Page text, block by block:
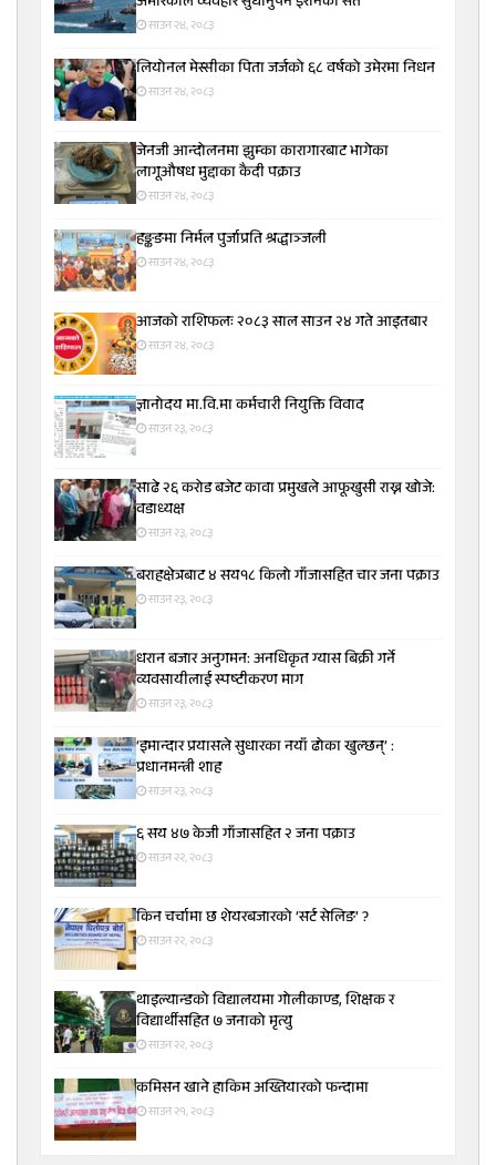
साउन २४, २०८३
लियोनल मेस्सीका पिता जर्जको ६८ वर्षको उमेरमा निधन
साउन २४, २०८३
जेनजी आन्दोलनमा झुम्का कारागारबाट भागेका
लागूऔषध मुद्दाका कैदी पक्राउ
साउन २४, २०८३
हङ्कङमा निर्मल पुर्जाप्रति श्रद्धाञ्जली
साउन २४, २०८३
आजको राशिफलः २०८३ साल साउन २४ गते आइतबार
साउन २४, २०८३
ज्ञानोदय मा.वि.मा कर्मचारी नियुक्ति विवाद
साउन २३, २०८३
साढे २६ करोड बजेट कावा प्रमुखले आफूखुसी राख्न खोजे:
वडाध्यक्ष
साउन २३, २०८३
बराहक्षेत्रबाट ४ सय१८ किलो गाँजासहित चार जना पक्राउ
साउन २३, २०८३
धरान बजार अनुगमन: अनधिकृत ग्यास बिक्री गर्ने
व्यवसायीलाई स्पष्टीकरण माग
साउन २३, २०८३
‘इमान्दार प्रयासले सुधारका नयाँ ढोका खुल्छन्’ :
प्रधानमन्त्री शाह
साउन २३, २०८३
६ सय ४७ केजी गाँजासहित २ जना पक्राउ
साउन २२, २०८३
किन चर्चामा छ शेयरबजारको ‘सर्ट सेलिङ’ ?
साउन २२, २०८३
थाइल्यान्डको विद्यालयमा गोलीकाण्ड, शिक्षक र
विद्यार्थीसहित ७ जनाको मृत्यु
साउन २२, २०८३
कमिसन खाने हाकिम अख्तियारको फन्दामा
साउन २१, २०८३